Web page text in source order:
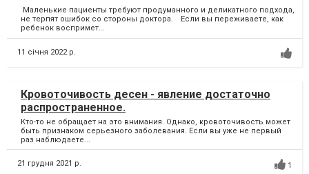
Маленькие пациенты требуют продуманного и деликатного подхода,
не терпят ошибок со стороны доктора.⠀ Если вы переживаете, как
ребенок воспримет...
11 січня 2022 р.
Кровоточивость десен - явление достаточно
распространенное.
Кто-то не обращает на это внимания. Однако, кровоточивость может
быть признаком серьезного заболевания. Если вы уже не первый
раз наблюдаете...
21 грудня 2021 р. 1